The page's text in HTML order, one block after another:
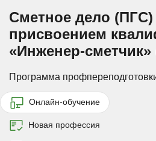
Сметное дело (ПГС)
присвоением
«Инженер-сметчик»
Программа
Онлайн-обучение
Новая профессия